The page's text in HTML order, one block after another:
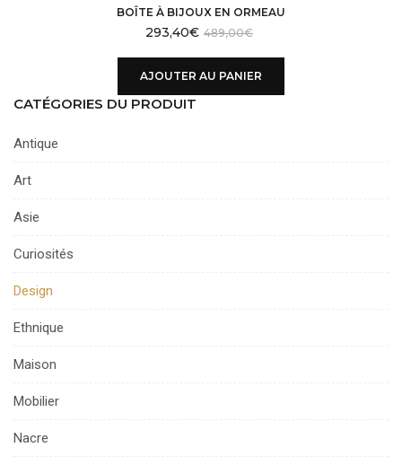
BOÎTE À BIJOUX EN ORMEAU
489,00€
293,40€
AJOUTER AU PANIER
CATÉGORIES DU PRODUIT
Antique
Art
Asie
Curiosités
Design
Ethnique
Maison
Mobilier
Nacre